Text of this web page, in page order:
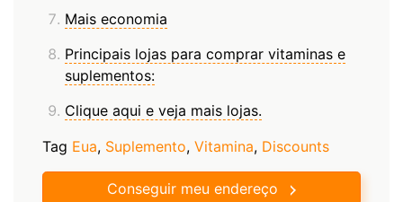
Mais economia
Principais lojas para comprar vitaminas e
suplementos:
Clique aqui e veja mais lojas.
Tag Eua, Suplemento, Vitamina, Discounts
Conseguir meu endereço